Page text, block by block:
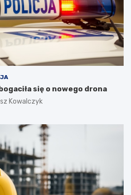
się o nowego drona
Kowalczyk